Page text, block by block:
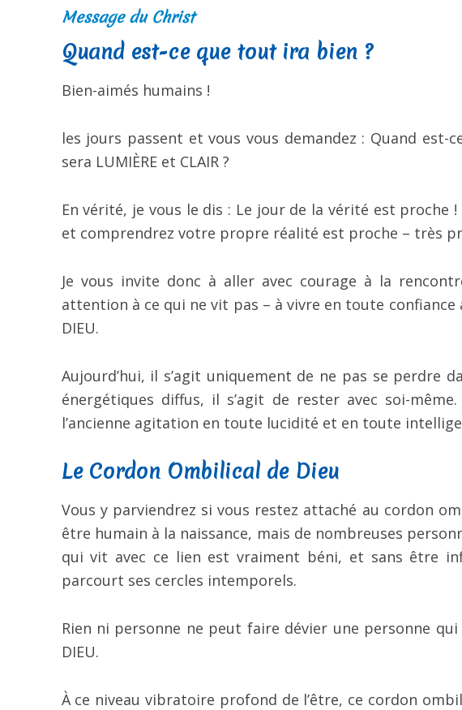
Message du Christ
Quand est-ce que tout ira bien ?
Bien-aimés humains !
les jours passent et vous vous demandez : Quand
sera LUMIÈRE et CLAIR ?
En vérité, je vous le dis : Le jour de la vérité est
et comprendrez votre propre réalité est proche – très
Je vous invite donc à aller avec courage à la
attention à ce qui ne vit pas – à vivre en toute
DIEU.
Aujourd’hui, il s’agit uniquement de ne pas se perdre
énergétiques diffus, il s’agit de rester avec soi-
l’ancienne agitation en toute lucidité et en toute
Le Cordon Ombilical de Dieu
Vous y parviendrez si vous restez attaché au cordon
être humain à la naissance, mais de nombreuses
qui vit avec ce lien est vraiment béni, et sans être
parcourt ses cercles intemporels.
Rien ni personne ne peut faire dévier une personne
DIEU.
À ce niveau vibratoire profond de l’être, ce cordon